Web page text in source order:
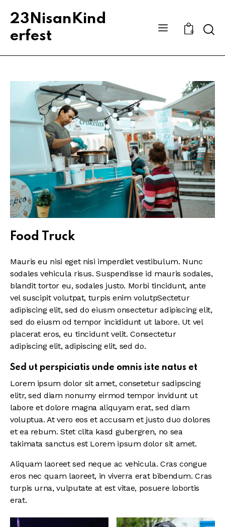
23NisanKind
erfest
0
Food Truck
Mauris eu nisi eget nisi imperdiet vestibulum. Nunc
sodales vehicula risus. Suspendisse id mauris sodales,
blandit tortor eu, sodales justo. Morbi tincidunt, ante
vel suscipit volutpat, turpis enim volutpSectetur
adipiscing elit, sed do eiusm onsectetur adipiscing elit,
sed do eiusm od tempor incididunt ut labore. Ut vel
placerat eros, eu tincidunt velit. Consectetur
adipiscing elit, adipiscing elit, sed do.
Sed ut perspiciatis unde omnis iste natus et
Lorem ipsum dolor sit amet, consetetur sadipscing
elitr, sed diam nonumy eirmod tempor invidunt ut
labore et dolore magna aliquyam erat, sed diam
voluptua. At vero eos et accusam et justo duo dolores
et ea rebum. Stet clita kasd gubergren, no sea
takimata sanctus est Lorem ipsum dolor sit amet.
Aliquam laoreet sed neque ac vehicula. Cras congue
eros nec quam laoreet, in viverra erat bibendum. Cras
turpis urna, vulputate at est vitae, posuere lobortis
erat.